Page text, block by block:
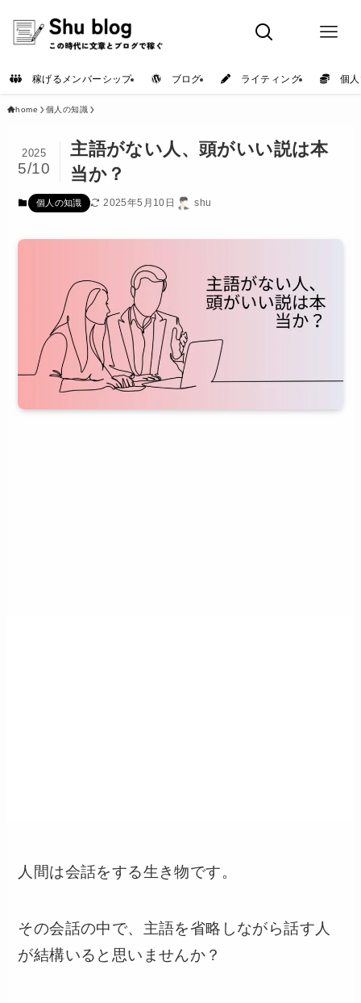
稼げるメンバーシップ ブログ ライティング 個人
home 個人の知識
主語がない人、頭がいい説は本
当か？
2025
5/10
個人の知識 2025年5月10日 shu
人間は会話をする生き物です。
その会話の中で、主語を省略しながら話す人
が結構いると思いませんか？